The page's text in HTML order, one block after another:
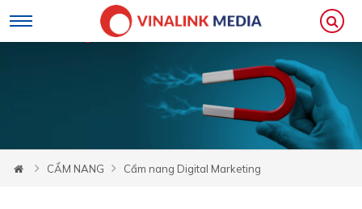
CẨM NANG Cẩm nang Digital Marketing